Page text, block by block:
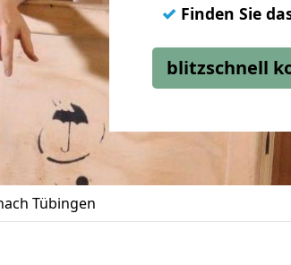
✓ Finden Sie
blitzschnell
Tübingen